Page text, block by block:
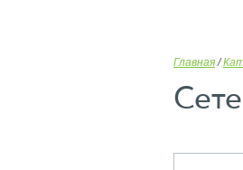
Главная /